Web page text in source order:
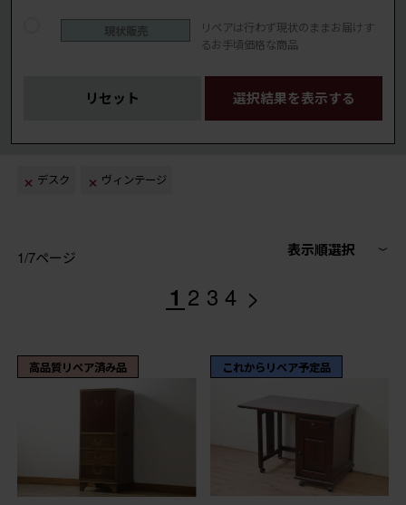
現状販売
リペアは行わず現状のままお届けす
るお手頃価格な商品
リセット 選択結果を表示する
デスク ヴィンテージ
1/7ページ 表示順選択
1 2 3 4 >
高品質リペア済み品 これからリペア予定品